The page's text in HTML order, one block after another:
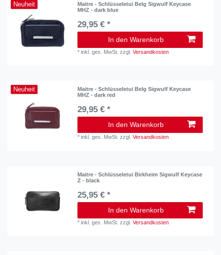
Neuheit
Maitre - Schlüsseletui Belg Sigwulf Keycase
MHZ - dark blue
29,95 € *
In den Warenkorb
*inkl. ges. MwSt. zzgl.Versandkosten
Neuheit
Maitre - Schlüsseletui Belg Sigwulf Keycase
MHZ - dark red
29,95 € *
In den Warenkorb
*inkl. ges. MwSt. zzgl.Versandkosten
Maitre - Schlüsseletui Birkheim Sigwulf Keycase
Z - black
25,95 € *
In den Warenkorb
*inkl. ges. MwSt. zzgl.Versandkosten